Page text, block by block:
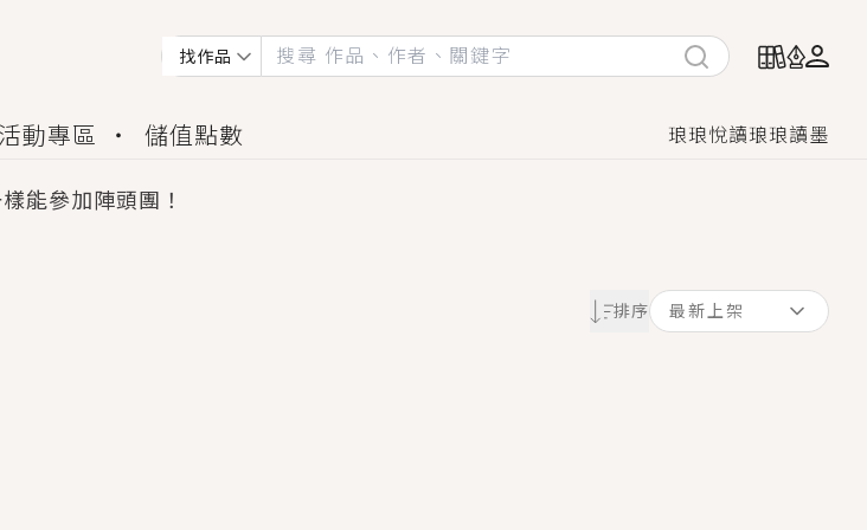
找作品
活動專區 儲值點數 琅琅悅讀琅琅讀墨
能參加陣頭團！
屬服務與獨享福利！
火葬場！前夫失憶移情別戀，她頭也不回找新歡，他居然還後悔了？
愛慕的兩位少女，今夏最推純愛GL漫畫！
的吸引力，已中毒Σ>―(〃°ω°〃)♡→
買下的竟是屬於他的停屍櫃？！
永恆， 他的一生將不由自主追逐著她……
排序 最新上架